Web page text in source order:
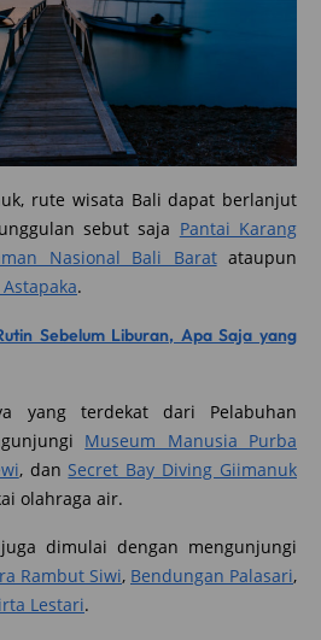
rute wisata Bali dapat berlanjut
sebut saja Pantai Karang
Nasional Bali Baratataupun
.
Sebelum Liburan, Apa Saja yang
yang terdekat dari Pelabuhan
Museum Manusia Purba
, dan Secret Bay Diving Giimanuk
olahraga air.
dimulai dengan mengunjungi
Rambut Siwi, Bendungan Palasari,
Lestari.